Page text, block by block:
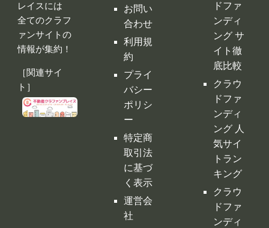
レイスには
全てのクラフ
ァンサイトの
情報が集約！
［関連サイ
ト］
お問い
合わせ
利用規
約
プライ
バシー
ポリシ
ー
特定商
取引法
に基づ
く表示
運営会
社
ドファ
ンディ
ング サ
イト徹
底比較
クラウ
ドファ
ンディ
ング 人
気サイ
トラン
キング
クラウ
ドファ
ンディ